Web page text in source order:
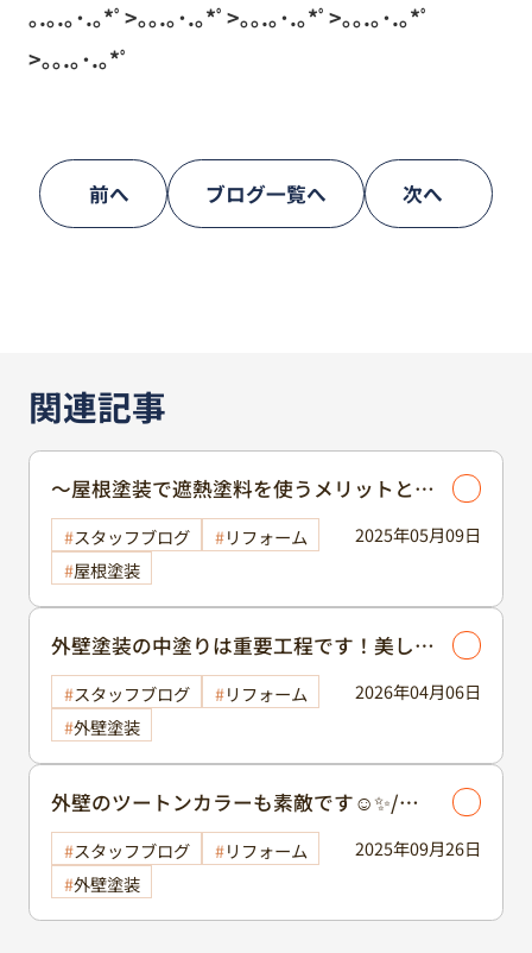
｡.｡.｡･.｡*ﾟ>｡｡.｡･.｡*ﾟ>｡｡.｡･.｡*ﾟ>｡｡.｡･.｡*ﾟ
>｡｡.｡･.｡*ﾟ
前へ ブログ一覧へ 次へ
関連記事
2025年05月09日
～屋根塗装で遮熱塗料を使うメリットと費
用相場等について～
スタッフブログ
リフォーム
屋根塗装
2026年04月06日
外壁塗装の中塗りは重要工程です！美しく
仕上げるために・・・
スタッフブログ
リフォーム
外壁塗装
2025年09月26日
外壁のツートンカラーも素敵です☺️✨/外
壁塗装/カラー/色決め
スタッフブログ
リフォーム
外壁塗装